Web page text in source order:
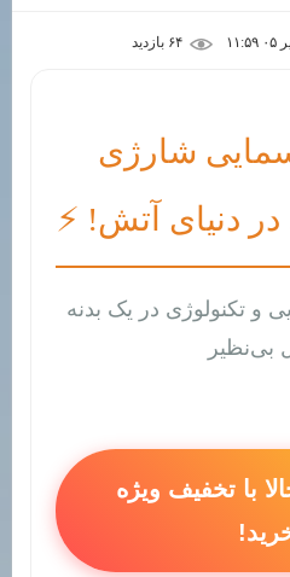
شارژی
در دنیای آتش! ⚡
و تکنولوژی در یک بدنه
بی‌نظیر
با تخفیف ویژه